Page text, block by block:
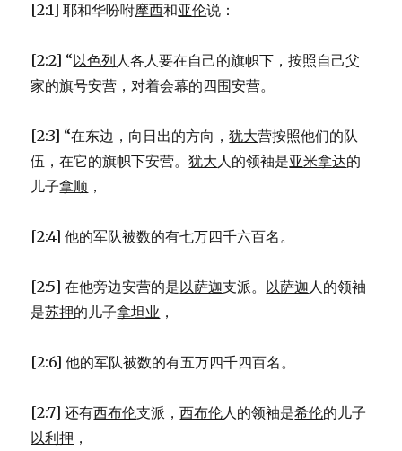
[2:1] 耶和华吩咐摩西和亚伦说：
[2:2] “以色列人各人要在自己的旗帜下，按照自己父
家的旗号安营，对着会幕的四围安营。
[2:3] “在东边，向日出的方向，犹大营按照他们的队
伍，在它的旗帜下安营。犹大人的领袖是亚米拿达的
儿子拿顺 ，
[2:4] 他的军队被数的有七万四千六百名。
[2:5] 在他旁边安营的是以萨迦支派。 以萨迦人的领袖
是苏押的儿子拿坦业 ，
[2:6] 他的军队被数的有五万四千四百名。
[2:7] 还有西布伦支派，西布伦人的领袖是希伦的儿子
以利押 ，